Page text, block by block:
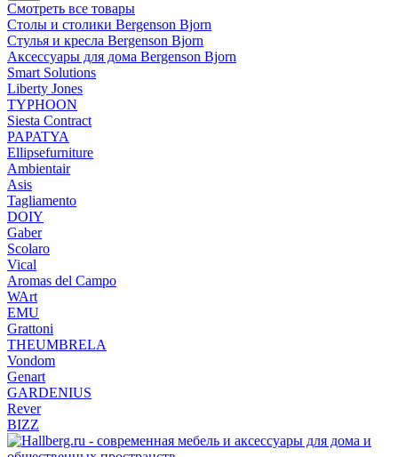
Смотреть все товары
Столы и столики Bergenson Bjorn
Стулья и кресла Bergenson Bjorn
Аксессуары для дома Bergenson Bjorn
Smart Solutions
Liberty Jones
TYPHOON
Siesta Contract
PAPATYA
Ellipsefurniture
Ambientair
Asis
Tagliamento
DOIY
Gaber
Scolaro
Vical
Aromas del Campo
WArt
EMU
Grattoni
THEUMBRELA
Vondom
Genart
GARDENIUS
Rever
BIZZ